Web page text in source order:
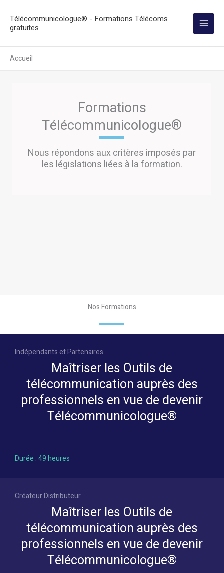
contenu
Télécommunicologue® - Formations Télécoms
gratuites
Accueil
Formations
Télécommunicologue®
Nous répondons aux critères imposés par
les législations liées à la formation.
Nos Formations
Indépendants et Partenaires
Maîtriser les Outils de
télécommunication auprès des
professionnels en vue de devenir
Télécommunicologue®
Durée : 49 heures
Créateur Distributeur
Maîtriser les Outils de
télécommunication auprès des
professionnels en vue de devenir
Télécommunicologue®